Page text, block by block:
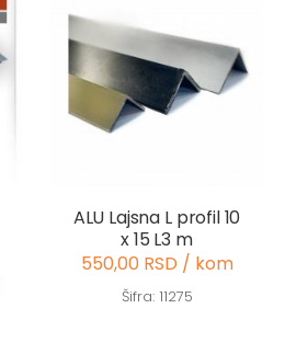
ALU Lajsna L profil 10
x 15 L3 m
550,00 RSD / kom
Šifra: 11275